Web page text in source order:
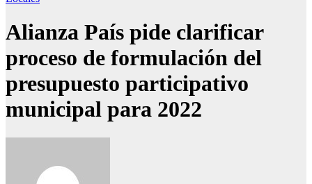
Alianza País pide clarificar
proceso de formulación del
presupuesto participativo
municipal para 2022